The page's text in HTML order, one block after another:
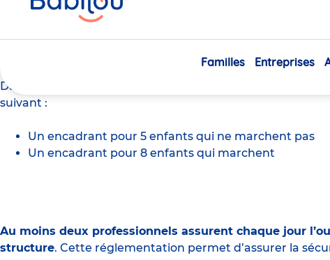
Familles Entreprises
Quel est le taux
Dans toutes les crèches de France,
suivant :
Un encadrant pour 5 enfants qui ne marchent pas
Un encadrant pour 8 enfants qui marchent
Au moins deux professionnels assurent chaque jour
structure. Cette réglementation permet d’assurer la